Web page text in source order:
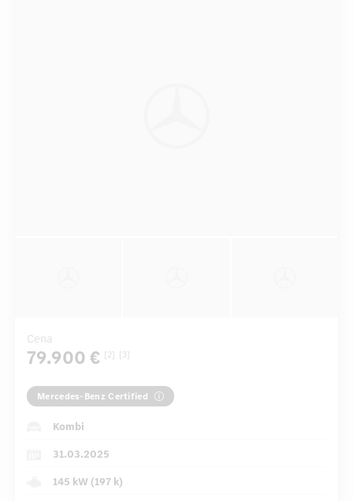
Cena
79.900 € [2] [3]
Mercedes-Benz Certified
Kombi
31.03.2025
145 kW (197 k)